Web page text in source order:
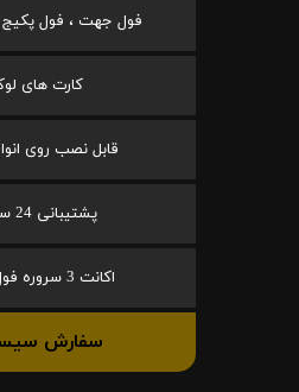
فول جهت ، فول پکیج
کارت های
قابل نصب روی
پشتیبانی 24 ساعته
اکانت 3 سروره فول آپشن
سفارش